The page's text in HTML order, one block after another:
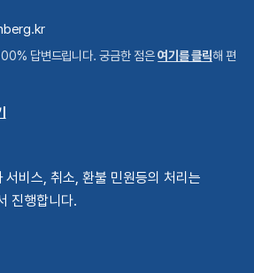
답변드립니다. 궁금한 점은여기를 클릭해 편
비스, 취소, 환불 민원등의 처리는
진행합니다.